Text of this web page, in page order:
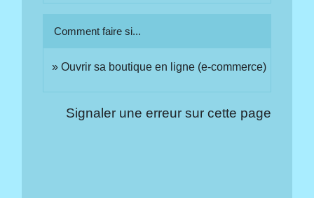
Comment faire si...
Ouvrir sa boutique en ligne (e-commerce)
Signaler une erreur sur cette page